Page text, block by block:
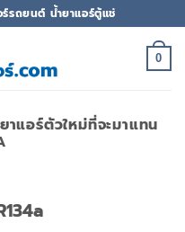
รถยนต์ น้ำยาแอร์ตู้แช่
0
าแอร์ตัวใหม่ที่จะมาแทน